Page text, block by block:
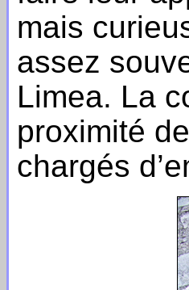
mais
assez
Limea. La
proximité
chargés